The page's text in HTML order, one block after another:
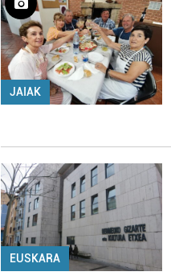
JAIAK
EUSKARA